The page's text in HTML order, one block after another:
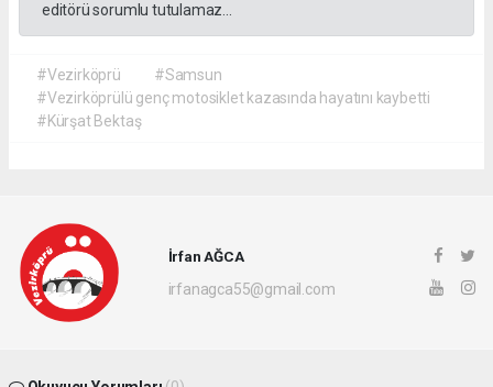
editörü sorumlu tutulamaz...
#Vezirköprü
#Samsun
#Vezirköprülü genç motosiklet kazasında hayatını kaybetti
#Kürşat Bektaş
İrfan AĞCA
irfanagca55@gmail.com